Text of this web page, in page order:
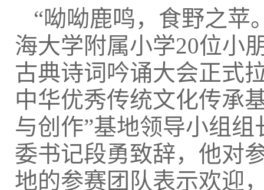
“呦呦鹿鸣，食野之苹
海大学附属小学20位小
古典诗词吟诵大会正式
中华优秀传统文化传承
与创作”基地领导小组
委书记段勇致辞，他对
地的参赛团队表示欢迎